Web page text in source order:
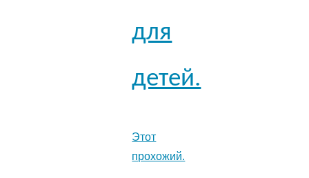
для
детей.
Этот
прохожий.